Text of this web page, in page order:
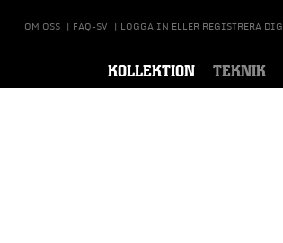
OM OSS | FAQ-SV | LOGGA IN ELLER REGISTRERA DIG
KOLLEKTION TEKNIK